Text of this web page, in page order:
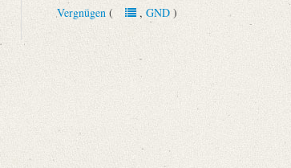
Vergnügen (, GND)